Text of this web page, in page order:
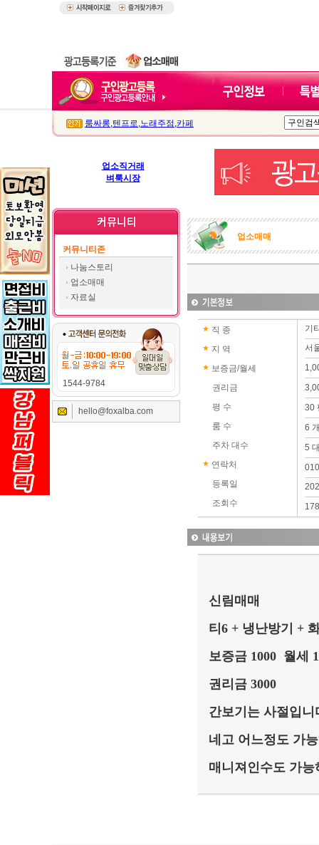
룸싸롱,텐프로,노래주점 ,카페
업소직거래
벼룩시장
커뮤니티존
나눔스토리
업소매매
자료실
1544-9784
hello@foxalba.com
업소매매
직 종
지 역
보증금/월세
권리금
평 수
룸 수
주차 대수
연락처
등록일
조회수
기
서
30
6
5
신림매매
티6 + 냉난방기 +
보증금 1000 월세
권리금 3000
간보기는 사절입
네고 어느정도 가
매니져인수도 가